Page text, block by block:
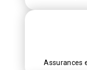
Assurances